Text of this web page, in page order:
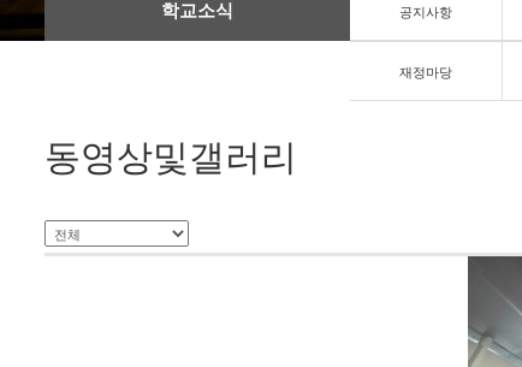
학교소식 공지사항
재정마당
동영상및갤러리